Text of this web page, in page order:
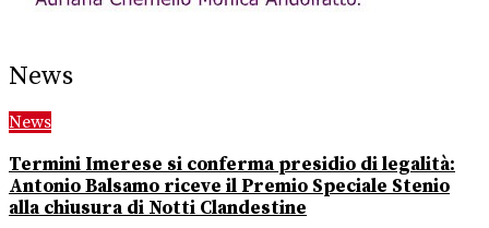
News
News
Termini Imerese si conferma presidio di legalità:
Antonio Balsamo riceve il Premio Speciale Stenio
alla chiusura di Notti Clandestine